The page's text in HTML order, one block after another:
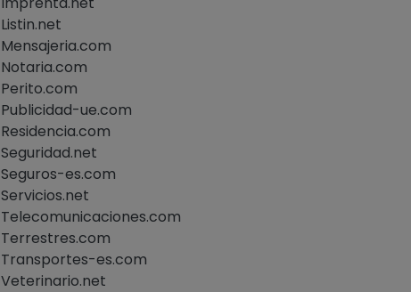
Listin.net
Mensajeria.com
Notaria.com
Perito.com
Publicidad-ue.com
Residencia.com
Seguridad.net
Seguros-es.com
Servicios.net
Telecomunicaciones.com
Terrestres.com
Transportes-es.com
Veterinario.net